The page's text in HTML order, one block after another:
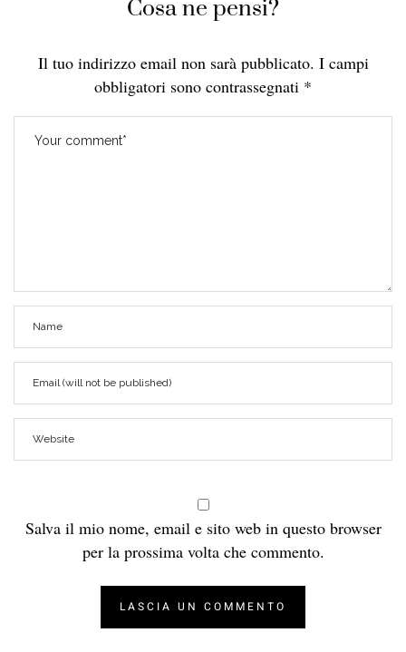
Cosa ne pensi?
Il tuo indirizzo email non sarà pubblicato. I campi
obbligatori sono contrassegnati *
Salva il mio nome, email e sito web in questo browser
per la prossima volta che commento.